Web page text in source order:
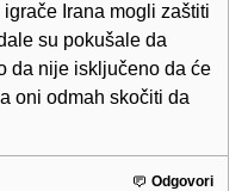
Irana mogli zaštiti
su pokušale da
da nije isključeno da će
oni odmah skočiti da
Odgovori